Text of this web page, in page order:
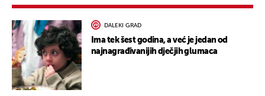
DALEKI GRAD
Ima tek šest godina, a već je jedan od
najnagrađivanijih dječjih glumaca